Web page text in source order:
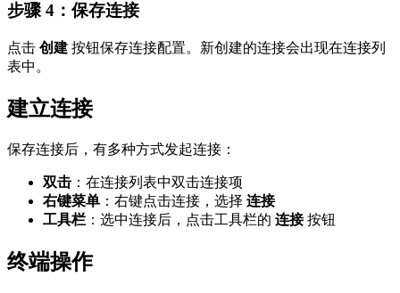
步骤 4：保存连接
点击 创建 按钮保存连接配置。新创建的连接会出现在连接列
表中。
建立连接
保存连接后，有多种方式发起连接：
双击 ：在连接列表中双击连接项
右键菜单 ：右键点击连接，选择 连接
工具栏 ：选中连接后，点击工具栏的 连接按钮
终端操作